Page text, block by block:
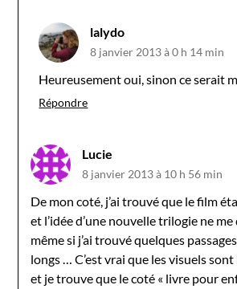
lalydo
8 janvier 2013 à 0 h 14 min
Heureusement oui, sinon ce serait
Répondre
Lucie
8 janvier 2013 à 10 h 56 min
De mon coté, j’ai trouvé que le film
et l’idée d’une nouvelle trilogie ne me
même si j’ai trouvé quelques
longs … C’est vrai que les visuels
et je trouve que le coté « livre pour